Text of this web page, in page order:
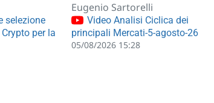
selezione
per la
Eugenio Sartorelli
Video Analisi Ciclica dei
principali Mercati-5-agosto-26
05/08/2026 15:28